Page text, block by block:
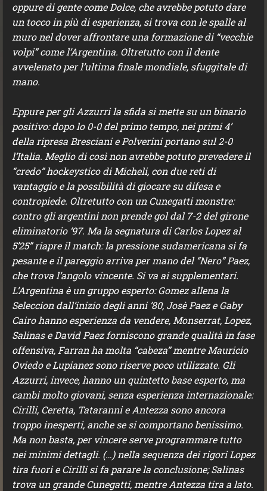
oppure di gente come Dolce, che avrebbe potuto dare
un tocco in più di esperienza, si trova con le spalle al
muro nel dover affrontare una formazione di “vecchie
volpi” come l’Argentina. Oltretutto con il dente
avvelenato per l’ultima finale mondiale, sfuggitale di
mano.
Eppure per gli Azzurri la sfida si mette su un binario
positivo: dopo lo 0-0 del primo tempo, nei primi 4’
della ripresa Bresciani e Polverini portano sul 2-0
l’Italia. Meglio di così non avrebbe potuto prevedere il
“credo” hockeystico di Micheli, con due reti di
vantaggio e la possibilità di giocare su difesa e
contropiede. Oltretutto con un Cunegatti monstre:
contro gli argentini non prende gol dal 7-2 del girone
eliminatorio ‘97. Ma la segnatura di Carlos Lopez al
5’25” riapre il match: la pressione sudamericana si fa
pesante e il pareggio arriva per mano del “Nero” Paez,
che trova l’angolo vincente. Si va ai supplementari.
L’Argentina è un gruppo esperto: Gomez allena la
Seleccion dall’inizio degli anni ’80, Josè Paez e Gaby
Cairo hanno esperienza da vendere, Monserrat, Lopez,
Salinas e David Paez forniscono grande qualità in fase
offensiva, Farran ha molta “cabeza” mentre Mauricio
Oviedo e Lupianez sono riserve poco utilizzate. Gli
Azzurri, invece, hanno un quintetto base esperto, ma
cambi molto giovani, senza esperienza internazionale:
Cirilli, Ceretta, Tataranni e Antezza sono ancora
troppo inesperti, anche se si comportano benissimo.
Ma non basta, per vincere serve programmare tutto
nei minimi dettagli. (…) nella sequenza dei rigori Lopez
tira fuori e Cirilli si fa parare la conclusione; Salinas
trova un grande Cunegatti, mentre Antezza tira a lato.